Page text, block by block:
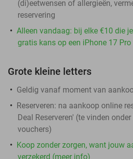
(di)eetwensen of allergieën,
reservering
Alleen vandaag: bij elke €10 die
gratis kans op een iPhone 17 Pro
Grote kleine letters
Geldig vanaf moment van
Reserveren: na aankoop online
Deal Reserveren' (te vinden
vouchers)
Koop zonder zorgen, want jouw
verzekerd (meer info)